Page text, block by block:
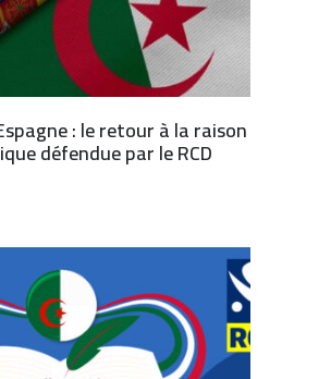
: le retour à la raison
défendue par le RCD